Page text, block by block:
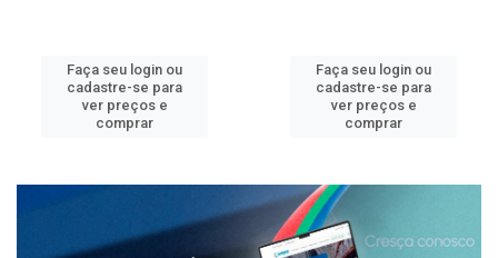
Faça seu login ou
cadastre-se para
ver preços e
comprar
Faça seu login ou
cadastre-se para
ver preços e
comprar